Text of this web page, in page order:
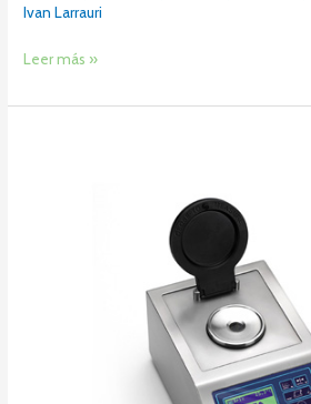
Ivan Larrauri
Leer más »